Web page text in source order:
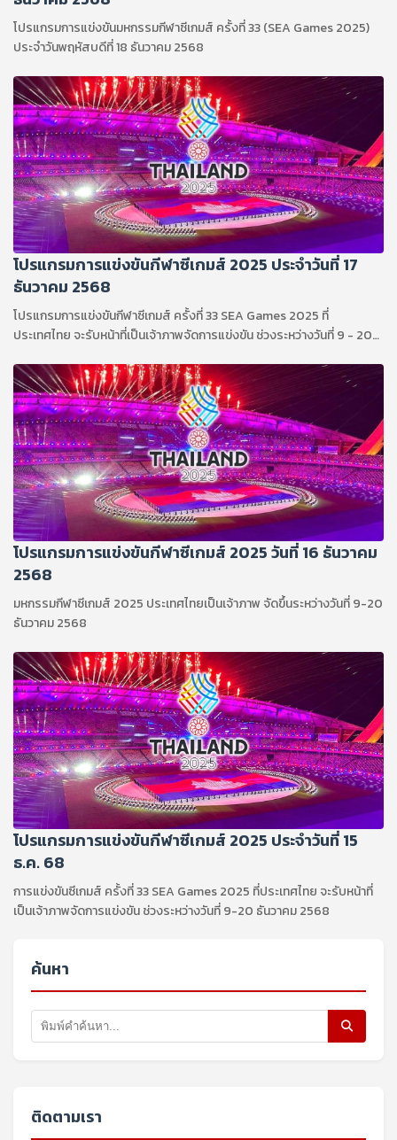
โปรแกรมการแข่งขันมหกรรมกีฬาซีเกมส์ ครั้งที่ 33 (SEA Games 2025)
ประจำวันพฤหัสบดีที่ 18 ธันวาคม 2568
โปรแกรมการแข่งขันกีฬาซีเกมส์ 2025 ประจำวันที่ 17
ธันวาคม 2568
โปรแกรมการแข่งขันกีฬาซีเกมส์ ครั้งที่ 33 SEA Games 2025 ที่
ประเทศไทย จะรับหน้าที่เป็นเจ้าภาพจัดการแข่งขัน ช่วงระหว่างวันที่ 9 - 20
โปรแกรมการแข่งขันกีฬาซีเกมส์ 2025 วันที่ 16 ธันวาคม
2568
มหกรรมกีฬาซีเกมส์ 2025 ประเทศไทยเป็นเจ้าภาพ จัดขึ้นระหว่างวันที่ 9-20
ธันวาคม 2568
โปรแกรมการแข่งขันกีฬาซีเกมส์ 2025 ประจำวันที่ 15
ธ.ค. 68
การแข่งขันซีเกมส์ ครั้งที่ 33 SEA Games 2025 ที่ประเทศไทย จะรับหน้าที่
เป็นเจ้าภาพจัดการแข่งขัน ช่วงระหว่างวันที่ 9-20 ธันวาคม 2568
ค้นหา
ติดตามเรา